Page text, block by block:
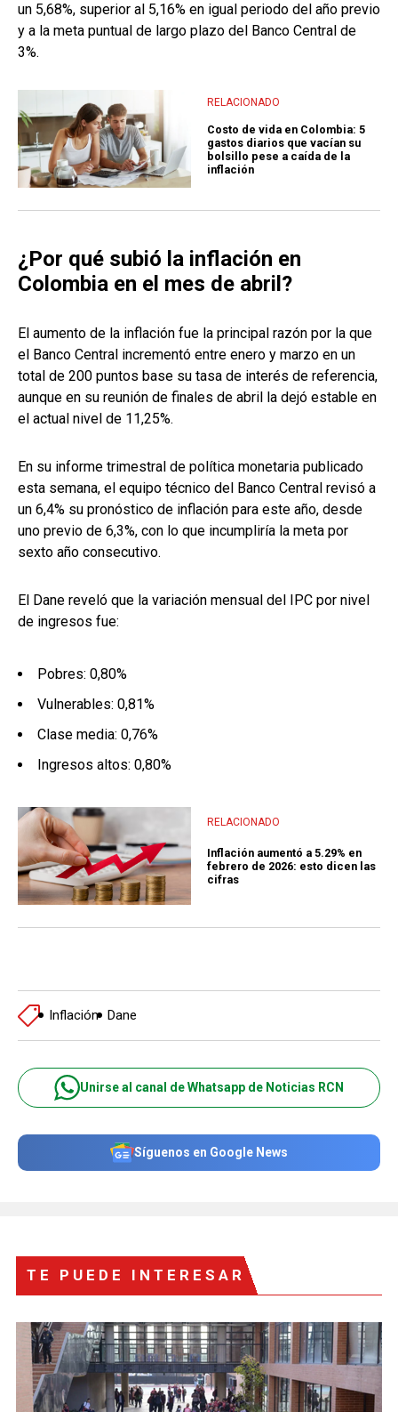
un 5,68%, superior al 5,16% en igual periodo del año previo
y a la meta puntual de largo plazo del Banco Central de
3%.
RELACIONADO
Costo de vida en Colombia: 5
gastos diarios que vacían su
bolsillo pese a caída de la
inflación
¿Por qué subió la inflación en
Colombia en el mes de abril?
El aumento de la inflación fue la principal razón por la que
el Banco Central incrementó entre enero y marzo en un
total de 200 puntos base su tasa de interés de referencia,
aunque en su reunión de finales de abril la dejó estable en
el actual nivel de 11,25%.
En su informe trimestral de política monetaria publicado
esta semana, el equipo técnico del Banco Central revisó a
un 6,4% su pronóstico de inflación para este año, desde
uno previo de 6,3%, con lo que incumpliría la meta por
sexto año consecutivo.
El Dane reveló que la variación mensual del IPC por nivel
de ingresos fue:
Pobres: 0,80%
Vulnerables: 0,81%
Clase media: 0,76%
Ingresos altos: 0,80%
RELACIONADO
Inflación aumentó a 5.29% en
febrero de 2026: esto dicen las
cifras
Inflación Dane
Unirse al canal de Whatsapp de Noticias RCN
Síguenos en Google News
TE PUEDE INTERESAR